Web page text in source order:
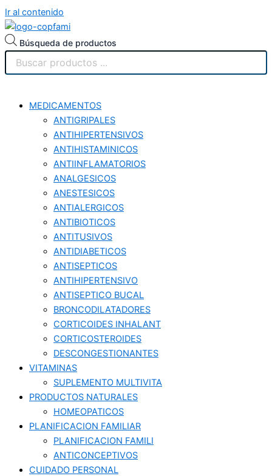
Ir al contenido
Búsqueda de productos
MEDICAMENTOS
ANTIGRIPALES
ANTIHIPERTENSIVOS
ANTIHISTAMINICOS
ANTIINFLAMATORIOS
ANALGESICOS
ANESTESICOS
ANTIALERGICOS
ANTIBIOTICOS
ANTITUSIVOS
ANTIDIABETICOS
ANTISEPTICOS
ANTIHIPERTENSIVO
ANTISEPTICO BUCAL
BRONCODILATADORES
CORTICOIDES INHALANT
CORTICOSTEROIDES
DESCONGESTIONANTES
VITAMINAS
SUPLEMENTO MULTIVITA
PRODUCTOS NATURALES
HOMEOPATICOS
PLANIFICACION FAMILIAR
PLANIFICACION FAMILI
ANTICONCEPTIVOS
CUIDADO PERSONAL